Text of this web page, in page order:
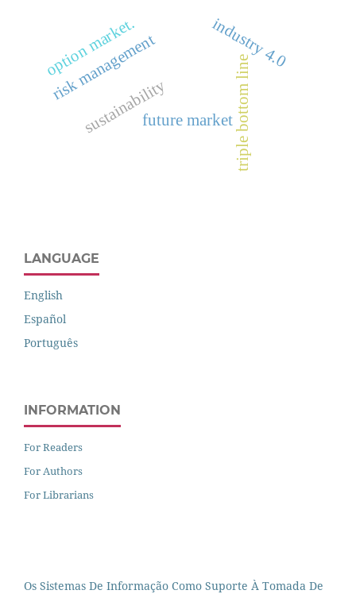
industry 4.0
risk management
sustainability triple bottom line
future market
option market.
LANGUAGE
English
Español
Português
INFORMATION
For Readers
For Authors
For Librarians
Os Sistemas De Informação Como Suporte À Tomada De